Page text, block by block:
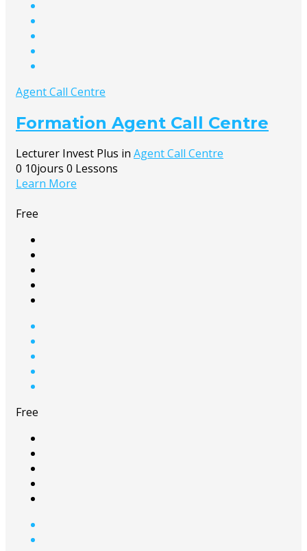
Agent Call Centre
Formation Agent Call Centre
Lecturer Invest Plus in Agent Call Centre
0 10jours 0 Lessons
Learn More
Free
Free